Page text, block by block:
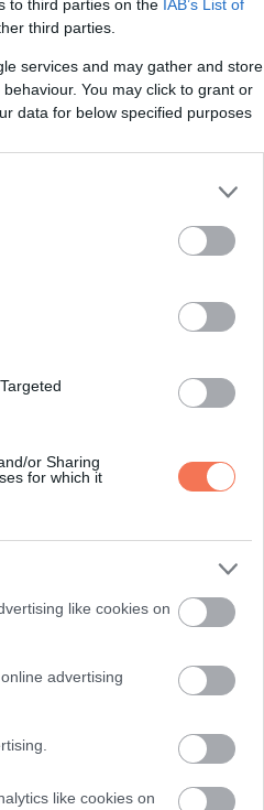
to third parties on the IAB’s List of
third parties.
services and may gather and store
You may click to grant or
data for below specified purposes
or Sharing
for which it
like cookies on
advertising
like cookies on
figyelj rá komolyan.
miatt.
a test minden részébe.
a
Másnál erős, féloldali fejfájás